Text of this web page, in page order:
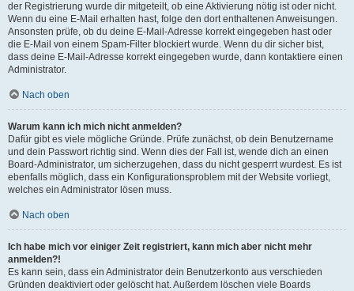
der Registrierung wurde dir mitgeteilt, ob eine Aktivierung nötig ist oder nicht.
Wenn du eine E-Mail erhalten hast, folge den dort enthaltenen Anweisungen.
Ansonsten prüfe, ob du deine E-Mail-Adresse korrekt eingegeben hast oder
die E-Mail von einem Spam-Filter blockiert wurde. Wenn du dir sicher bist,
dass deine E-Mail-Adresse korrekt eingegeben wurde, dann kontaktiere einen
Administrator.
Nach oben
Warum kann ich mich nicht anmelden?
Dafür gibt es viele mögliche Gründe. Prüfe zunächst, ob dein Benutzername
und dein Passwort richtig sind. Wenn dies der Fall ist, wende dich an einen
Board-Administrator, um sicherzugehen, dass du nicht gesperrt wurdest. Es ist
ebenfalls möglich, dass ein Konfigurationsproblem mit der Website vorliegt,
welches ein Administrator lösen muss.
Nach oben
Ich habe mich vor einiger Zeit registriert, kann mich aber nicht mehr
anmelden?!
Es kann sein, dass ein Administrator dein Benutzerkonto aus verschieden
Gründen deaktiviert oder gelöscht hat. Außerdem löschen viele Boards